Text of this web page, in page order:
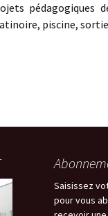
pédagogiques
piscine,
Saisissez
pour vous